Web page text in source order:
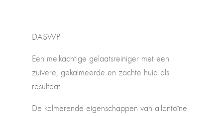
DASWP
Een melkachtige gelaatsreiniger met een
zuivere, gekalmeerde en zachte huid als
resultaat.
De kalmerende eigenschappen van allantoïne